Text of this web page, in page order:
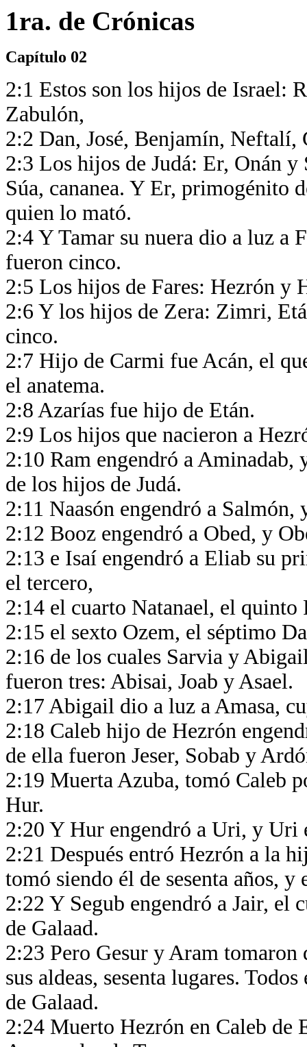
1ra. de Crónicas
Capítulo 02
2:1 Estos son los hijos de Israel:
Zabulón,
2:2 Dan, José, Benjamín, Neftalí,
2:3 Los hijos de Judá: Er, Onán y
Súa, cananea. Y Er, primogénito
quien lo mató.
2:4 Y Tamar su nuera dio a luz a
fueron cinco.
2:5 Los hijos de Fares: Hezrón y
2:6 Y los hijos de Zera: Zimri,
cinco.
2:7 Hijo de Carmi fue Acán, el
el anatema.
2:8 Azarías fue hijo de Etán.
2:9 Los hijos que nacieron a
2:10 Ram engendró a Aminadab,
de los hijos de Judá.
2:11 Naasón engendró a
2:12 Booz engendró a Obed, y
2:13 e Isaí engendró a Eliab su
el tercero,
2:14 el cuarto Natanael, el quinto
2:15 el sexto Ozem, el séptimo
2:16 de los cuales Sarvia y
fueron tres: Abisai, Joab y Asael.
2:17 Abigail dio a luz a Amasa,
2:18 Caleb hijo de Hezrón
de ella fueron Jeser, Sobab y
2:19 Muerta Azuba, tomó Caleb
Hur.
2:20 Y Hur engendró a Uri, y Uri
2:21 Después entró Hezrón a la
tomó siendo él de sesenta años,
2:22 Y Segub engendró a Jair, el
de Galaad.
2:23 Pero Gesur y Aram tomaron
sus aldeas, sesenta lugares.
de Galaad.
2:24 Muerto Hezrón en Caleb de